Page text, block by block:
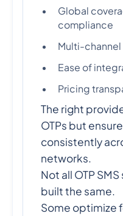
Global
compliance
Multi-
Ease of
Pricing
The right
OTPs but
consistently
networks.
Not all OTP
built the same.
Some optimize